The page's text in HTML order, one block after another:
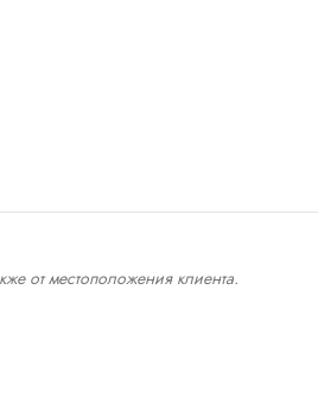
от местоположения клиента.